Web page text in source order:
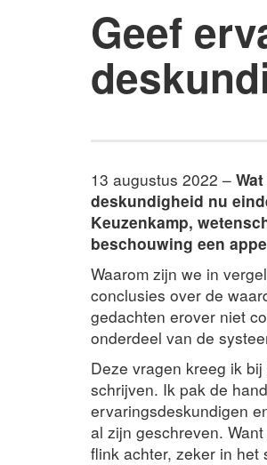
Geef
13 augustus 2022 –
deskundigheid nu
Keuzenkamp,
beschouwing een
Waarom zijn we in
conclusies over de
gedachten erover niet
onderdeel van de
Deze vragen kreeg ik
schrijven. Ik pak de
ervaringsdeskundigen
al zijn geschreven.
flink achter, zeker in het